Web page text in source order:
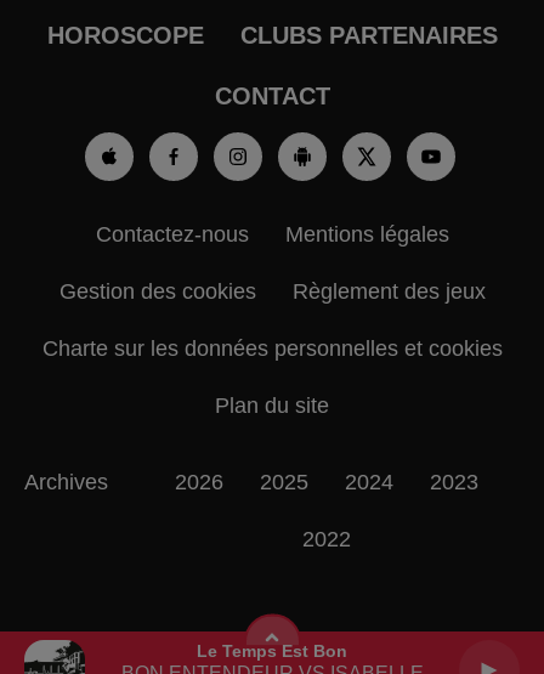
Le Temps Est Bon
HOROSCOPE CLUBS PARTENAIRES
CONTACT
Contactez-nous Mentions légales
Gestion des cookies Règlement des jeux
Charte sur les données personnelles et cookies
Plan du site
Archives 2026 2025 2024 2023
2022